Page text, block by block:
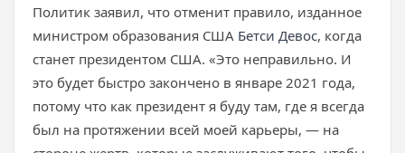
Политик заявил, что отменит правило, изданное
министром образования США Бетси Девос, когда
станет президентом США. «Это неправильно. И
это будет быстро закончено в январе 2021 года,
потому что как президент я буду там, где я всегда
был на протяжении всей моей карьеры, — на